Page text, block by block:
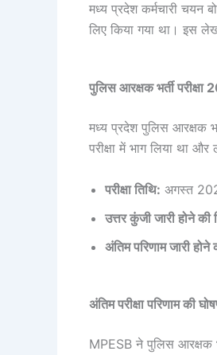
मध्य प्रदेश कर्मचारी चयन
लिए किया गया था। इस
पुलिस आरक्षक भर्ती
मध्य प्रदेश पुलिस आरक्षक
परीक्षा में भाग लिया था
परीक्षा तिथि: अगस्त
उत्तर कुंजी जारी होने की
अंतिम परिणाम जारी होने
अंतिम परीक्षा परिणाम की
MPESB ने पुलिस आरक्षक